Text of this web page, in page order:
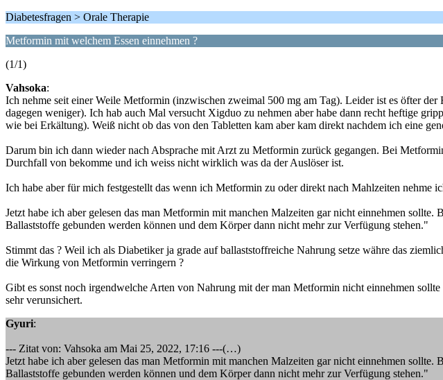
Diabetesfragen > Orale Therapie
Metformin mit welchem Essen einnehmen ?
(1/1)
Vahsoka:
Ich nehme seit einer Weile Metformin (inzwischen zweimal 500 mg am Tag). Leider ist es öfter
dagegen weniger). Ich hab auch Mal versucht Xigduo zu nehmen aber habe dann recht heftige
wie bei Erkältung). Weiß nicht ob das von den Tabletten kam aber kam direkt nachdem ich eine
Darum bin ich dann wieder nach Absprache mit Arzt zu Metformin zurück gegangen. Bei
Durchfall von bekomme und ich weiss nicht wirklich was da der Auslöser ist.
Ich habe aber für mich festgestellt das wenn ich Metformin zu oder direkt nach Mahlzeiten nehme
Jetzt habe ich aber gelesen das man Metformin mit manchen Malzeiten gar nicht einnehmen
Ballaststoffe gebunden werden können und dem Körper dann nicht mehr zur Verfügung stehen."
Stimmt das ? Weil ich als Diabetiker ja grade auf ballaststoffreiche Nahrung setze währe das
die Wirkung von Metformin verringern ?
Gibt es sonst noch irgendwelche Arten von Nahrung mit der man Metformin nicht einnehmen
sehr verunsichert.
Gyuri:
--- Zitat von: Vahsoka am Mai 25, 2022, 17:16 ---(…)
Jetzt habe ich aber gelesen das man Metformin mit manchen Malzeiten gar nicht einnehmen
Ballaststoffe gebunden werden können und dem Körper dann nicht mehr zur Verfügung stehen."